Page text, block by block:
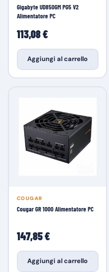
Gigabyte UD850GM PG5 V2
Alimentatore PC
113,08 €
Aggiungi al carrello
COUGAR
Cougar GR 1000 Alimentatore PC
147,85 €
Aggiungi al carrello